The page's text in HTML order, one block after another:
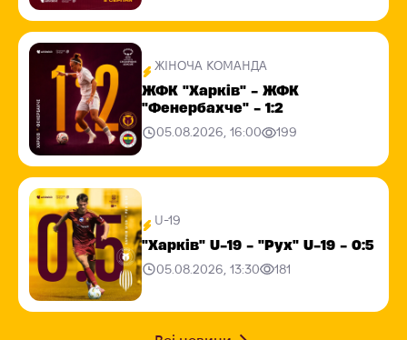
ЖІНОЧА КОМАНДА
ЖФК "Харків" - ЖФК
"Фенербахче" - 1:2
05.08.2026, 16:00 199
U-19
"Харків" U-19 - "Рух" U-19 - 0:5
05.08.2026, 13:30 181